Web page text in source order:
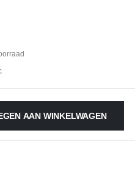
AAN WINKELWAGEN